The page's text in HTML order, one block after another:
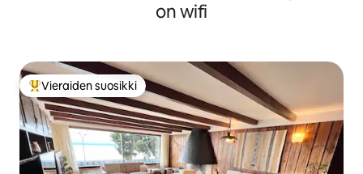
on wifi
Vieraiden suosikkien parhaimmistoa
Vieraiden suosikki